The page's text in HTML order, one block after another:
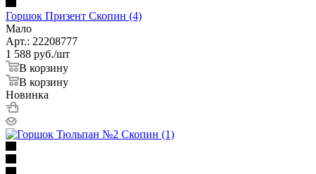
Горшок Призент Скопин (4)
Мало
Арт.: 22208777
1 588 руб./шт
В корзину
В корзину
Новинка